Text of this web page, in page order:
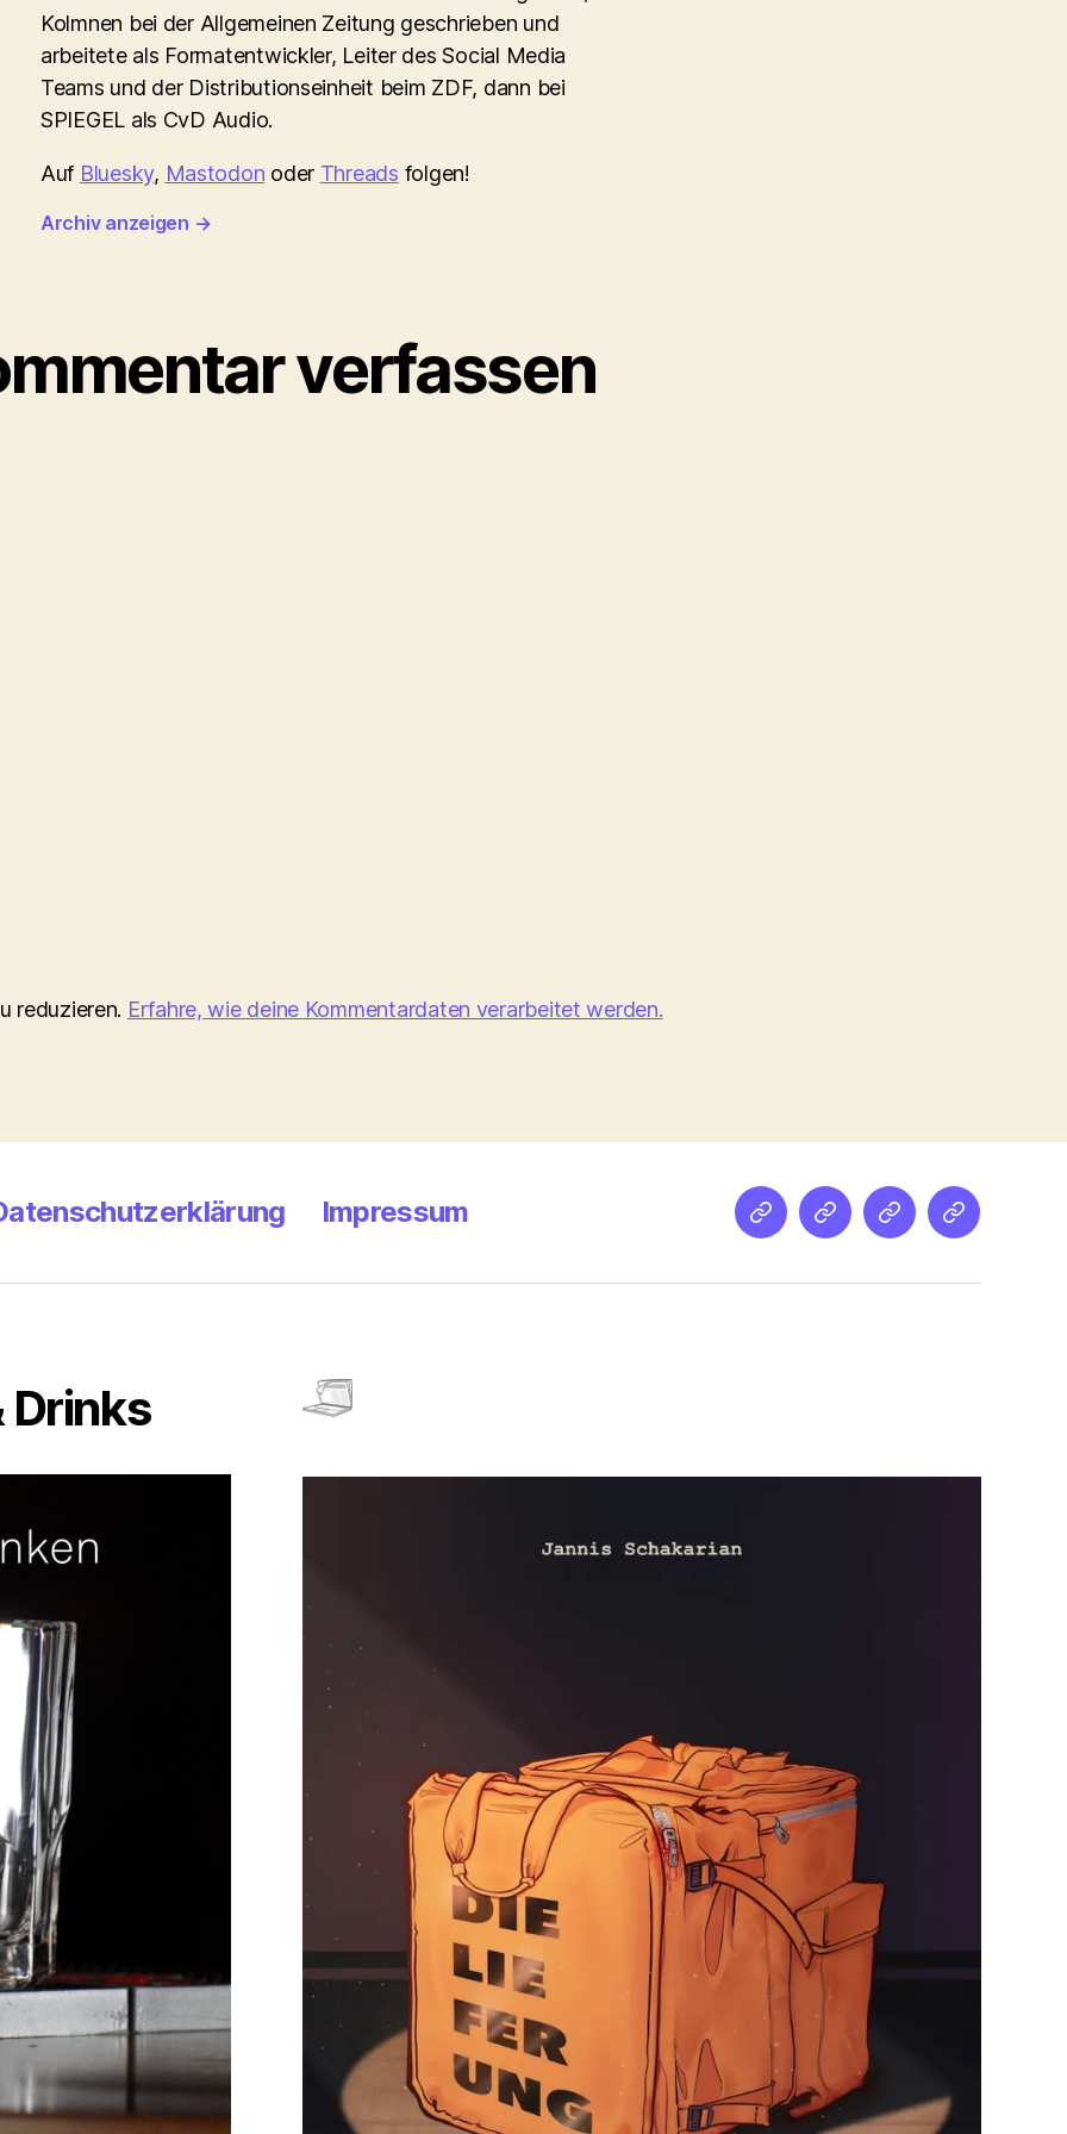
Kolmnen bei der Allgemeinen Zeitung geschrieben und
arbeitete als Formatentwickler, Leiter des Social Media
Teams und der Distributionseinheit beim ZDF, dann bei
SPIEGEL als CvD Audio.
Auf Bluesky, Mastodon oder Threads folgen!
Archiv anzeigen →
verfassen
reduzieren. Erfahre, wie deine Kommentardaten verarbeitet werden.
Impressum
Netz
Medienstreamletter
Podcast
Drinks